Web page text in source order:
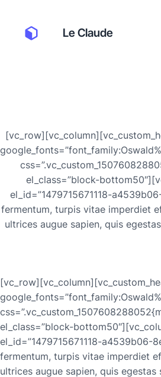
Le Claude
el_class=”block-
el_id=”1479715671118-
fermentum, turpis vitae imperdiet
ultrices augue sapien, quis
[vc_row][vc_column][vc_custom_heading text=”FAQ” font_container=”tag:h2|font_size:30|text_align:center” google_fonts=”font_family:Oswald%3A300%2Cregular%2C700|font_style:400%20regular%3A400%3Anormal” css=”.vc_custom_1507608288052{margin-bottom: 30px !important;}”][/vc_column][/vc_row][vc_row el_class=”block-bottom50″][vc_column width=”1/3″][vc_toggle title=”Lorem ipsum dolor sit amet” el_id=”1479715671118-a4539b06-8e89″]Lorem ipsum dolor sit amet, consectetur adipiscing elit. Quisque fermentum, turpis vitae imperdiet efficitur, magna nulla sagittis odio, vel dapibus eros lectus non purus. Proin ultrices augue sapien, quis egestas sem tristique nec. Vestibulum pellentesque posuere augue non euismod. Vivamus massa augue, congue non enim efficitur, feugiat fermentum sem.[/vc_toggle][vc_toggle title=”Lorem ipsum dolor sit amet 2″ el_id=”1479717281282-501c1861-f92c”]Lorem ipsum dolor sit amet, consectetur adipiscing elit. Quisque fermentum, turpis vitae imperdiet efficitur, magna nulla sagittis odio, vel dapibus eros lectus non purus. Proin ultrices augue sapien, quis egestas sem tristique nec. Vestibulum pellentesque posuere augue non euismod. Vivamus massa augue, congue non enim efficitur, feugiat fermentum sem.[/vc_toggle][vc_toggle title=”Lorem ipsum dolor sit amet 3″ el_id=”1479717279237-bb0590ac-e0e0″]Lorem ipsum dolor sit amet, consectetur adipiscing elit. Quisque fermentum, turpis vitae imperdiet efficitur, magna nulla sagittis odio, vel dapibus eros lectus non purus. Proin ultrices augue sapien, quis egestas sem tristique nec. Vestibulum pellentesque posuere augue non euismod. Vivamus massa augue, congue non enim efficitur, feugiat fermentum sem.[/vc_toggle][/vc_column][vc_column width=”1/3″][vc_toggle title=”Lorem ipsum dolor sit amet” style=”simple” color=”blue” el_id=”1479717381497-0fd91617-55cd”]Lorem ipsum dolor sit amet, consectetur adipiscing elit. Quisque fermentum, turpis vitae imperdiet efficitur, magna nulla sagittis odio, vel dapibus eros lectus non purus. Proin ultrices augue sapien, quis egestas sem tristique nec. Vestibulum pellentesque posuere augue non euismod. Vivamus massa augue, congue non enim efficitur, feugiat fermentum sem.[/vc_toggle][vc_toggle title=”Lorem ipsum dolor sit amet 2″ style=”simple” color=”blue” el_id=”1479717336836-978c9be5-61c4″]Lorem ipsum dolor sit amet, consectetur adipiscing elit. Quisque fermentum, turpis vitae imperdiet efficitur, magna nulla sagittis odio, vel dapibus eros lectus non purus. Proin ultrices augue sapien, quis egestas sem tristique nec. Vestibulum pellentesque posuere augue non euismod. Vivamus massa augue, congue non enim efficitur, feugiat fermentum sem.[/vc_toggle][vc_toggle title=”Lorem ipsum dolor sit amet 3″ style=”simple” color=”blue” el_id=”1479717336273-5d202d9f-c44d”]Lorem ipsum dolor sit amet, consectetur adipiscing elit. Quisque fermentum, turpis vitae imperdiet efficitur, magna nulla sagittis odio, vel dapibus eros lectus non purus. Proin ultrices augue sapien, quis egestas sem tristique nec. Vestibulum pellentesque posuere augue non euismod. Vivamus massa augue, congue non enim efficitur, feugiat fermentum sem.[/vc_toggle][/vc_column][vc_column width=”1/